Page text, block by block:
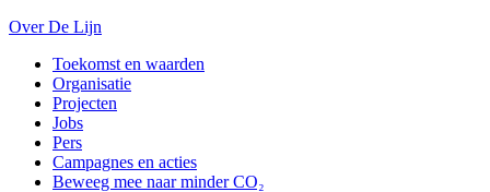
Over De Lijn
Toekomst en waarden
Organisatie
Projecten
Jobs
Pers
Campagnes en acties
Beweeg mee naar minder CO₂